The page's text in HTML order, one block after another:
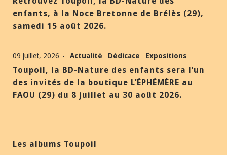
enfants, à la Noce Bretonne de Brélès (29),
samedi 15 août 2026.
09 juillet, 2026 Actualité Dédicace Expositions
Toupoil, la BD-Nature des enfants sera l’un
des invités de la boutique L’ÉPHÉMÈRE au
FAOU (29) du 8 juillet au 30 août 2026.
Les albums Toupoil